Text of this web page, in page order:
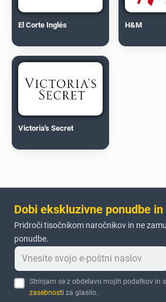
El Corte Inglés H&M
Victoria's Secret
Dobi ekskluzivne ponudbe
Pridroči tisočnikom naročnikov in ne
ponudbe.
Strinjam se z obdelavo mojih podatkov in
zasebnosti za glasilo.